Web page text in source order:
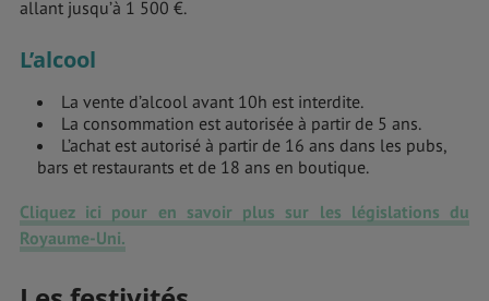
allant jusqu’à 1 500 €.
L’alcool
La vente d’alcool avant 10h est interdite.
La consommation est autorisée à partir de 5 ans.
L’achat est autorisé à partir de 16 ans dans les pubs,
bars et restaurants et de 18 ans en boutique.
Cliquez ici pour en savoir plus sur les législations du
Royaume-Uni.